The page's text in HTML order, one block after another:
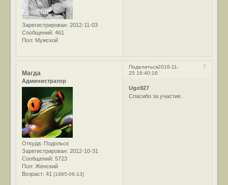
Зарегистрирован: 2012-11-03
Сообщений: 461
Пол: Мужской
Поделиться 7
2016-11-
25 16:40:16
Магда
Администратор
Откуда: Подольск
Зарегистрирован: 2012-10-31
Сообщений: 5723
Пол: Женский
Возраст: 41[1985-06-13]
Ugo927
Спасибо за участие.